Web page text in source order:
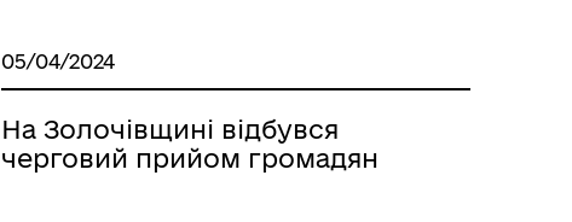
05/04/2024
На Золочівщині відбувся
черговий прийом громадян